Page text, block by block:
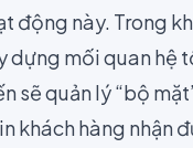
động này. Trong
dựng mối quan
sẽ quản lý “bộ
khách hàng nhận